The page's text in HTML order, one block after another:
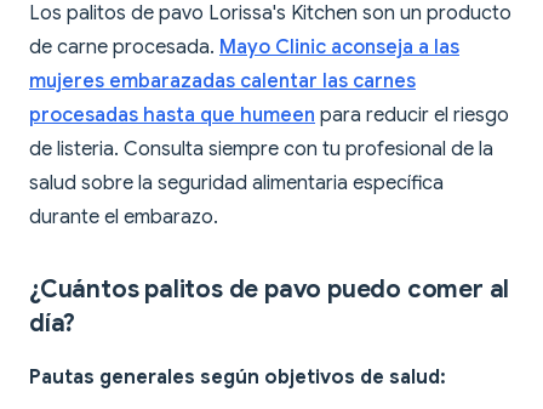
Los palitos de pavo Lorissa's Kitchen son un producto
de carne procesada. Mayo Clinic aconseja a las
mujeres embarazadas calentar las carnes
procesadas hasta que humeen para reducir el riesgo
de listeria. Consulta siempre con tu profesional de la
salud sobre la seguridad alimentaria específica
durante el embarazo.
¿Cuántos palitos de pavo puedo comer al
día?
Pautas generales según objetivos de salud: